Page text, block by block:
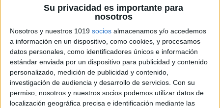
Su privacidad es importante para
nosotros
Nosotros y nuestros 1019 socios almacenamos y/o accedemos
a información en un dispositivo, como cookies, y procesamos
datos personales, como identificadores únicos e información
estándar enviada por un dispositivo para publicidad y contenido
personalizado, medición de publicidad y contenido,
investigación de audiencia y desarrollo de servicios. Con su
permiso, nosotros y nuestros socios podemos utilizar datos de
localización geográfica precisa e identificación mediante las